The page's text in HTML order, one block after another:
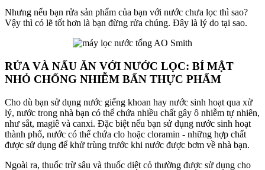
Nhưng nếu bạn rửa sản phẩm của bạn với nước chưa lọc thì sao?
Vậy thì có lẽ tốt hơn là bạn đừng rửa chúng. Đây là lý do tại sao.
RỬA VÀ NẤU ĂN VỚI NƯỚC LỌC: BÍ MẬT
NHỎ CHỐNG NHIỄM BẨN THỰC PHẨM
Cho dù bạn sử dụng nước giếng khoan hay nước sinh hoạt qua xử
lý, nước trong nhà bạn có thể chứa nhiều chất gây ô nhiễm tự nhiên,
như sắt, magiê và canxi. Đặc biệt nếu bạn sử dụng nước sinh hoạt
thành phố, nước có thể chứa clo hoặc cloramin - những hợp chất
được sử dụng để khử trùng trước khi nước được bơm về nhà bạn.
Ngoài ra, thuốc trừ sâu và thuốc diệt cỏ thường được sử dụng cho